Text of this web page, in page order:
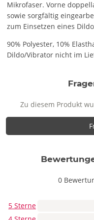
Mikrofaser. Vorne
sowie sorgfältig
zum Einsetzen eines
90% Polyester, 10%
Dildo/Vibrator nicht im
Zu diesem Produkt
0
5 Sterne